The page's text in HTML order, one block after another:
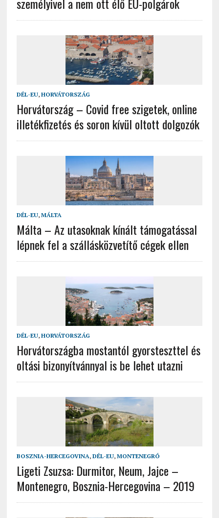
DÉL-EU, HORVÁTORSZÁG
Horvátország – Covid free szigetek, online
illetékfizetés és soron kívül oltott dolgozók
DÉL-EU, MÁLTA
Málta – Az utasoknak kínált támogatással
lépnek fel a szállásközvetítő cégek ellen
DÉL-EU, HORVÁTORSZÁG
Horvátországba mostantól gyorsteszttel és
oltási bizonyítvánnyal is be lehet utazni
BOSZNIA-HERCEGOVINA, DÉL-EU, MONTENEGRÓ
Ligeti Zsuzsa: Durmitor, Neum, Jajce –
Montenegro, Bosznia-Hercegovina – 2019